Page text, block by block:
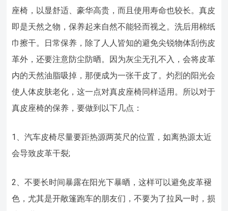
座椅，以显舒适、豪华高贵，而且使用寿命也较长。真皮
即是天然之物，保养起来自然不能轻而视之。洗后用棉纸
巾擦干。日常保养，除了人人皆知的避免尖锐物体刮伤皮
革外，还要注意防尘防晒。因为灰尘无孔不入，会将皮革
内的天然油脂吸掉，那便成为一张干皮了。灼烈的阳光会
使人体皮肤老化，这一点对真皮座椅同样适用。所以对于
真皮座椅的保养，要做到以下几点：
1、汽车皮椅尽量要距热源两英尺的位置，如离热源太近
会导致皮革干裂;
2、不要长时间暴露在阳光下暴晒，这样可以避免皮革褪
色，尤其是开敞篷跑车的朋友们，不要为了拉风一时，损